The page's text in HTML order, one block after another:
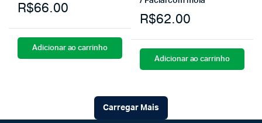
R$66.00
Adicionar ao carrinho
R$62.00
Adicionar ao carrinho
Carregar Mais